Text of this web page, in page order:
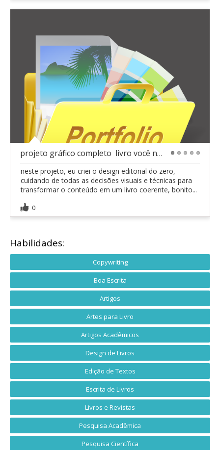
projeto gráfico completo  livro você não é sua d
neste projeto, eu criei o design editorial do zero,
cuidando de todas as decisões visuais e técnicas para
transformar o conteúdo em um livro coerente, bonito...
0
Habilidades:
Copywriting
Boa Escrita
Artigos
Artes para Livro
Artigos Acadêmicos
Design de Livros
Edição de Textos
Escrita de Livros
Livros e Revistas
Pesquisa Acadêmica
Pesquisa Científica